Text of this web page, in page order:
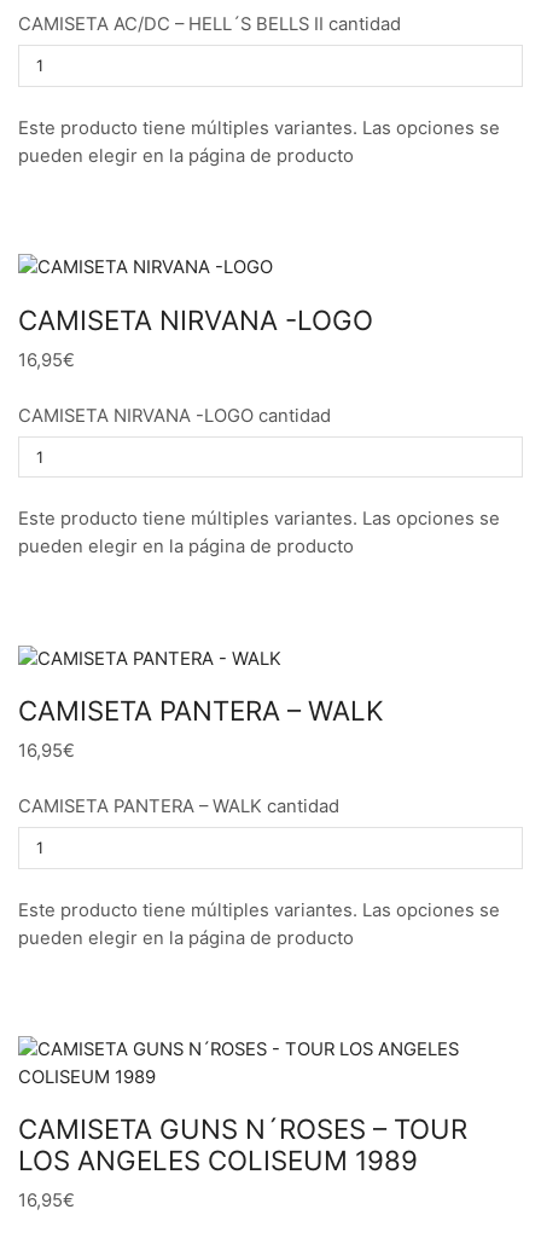
CAMISETA AC/DC – HELL´S BELLS II cantidad
Este producto tiene múltiples variantes. Las opciones se
pueden elegir en la página de producto
CAMISETA NIRVANA -LOGO
16,95€
CAMISETA NIRVANA -LOGO cantidad
Este producto tiene múltiples variantes. Las opciones se
pueden elegir en la página de producto
CAMISETA PANTERA – WALK
16,95€
CAMISETA PANTERA – WALK cantidad
Este producto tiene múltiples variantes. Las opciones se
pueden elegir en la página de producto
CAMISETA GUNS N´ROSES – TOUR
LOS ANGELES COLISEUM 1989
16,95€